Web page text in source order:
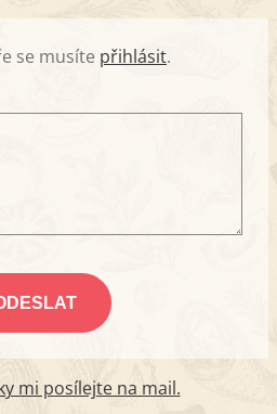
se musíte přihlásit.
mi posílejte na mail.